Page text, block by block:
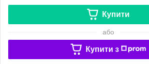
Купити
або
Купити з